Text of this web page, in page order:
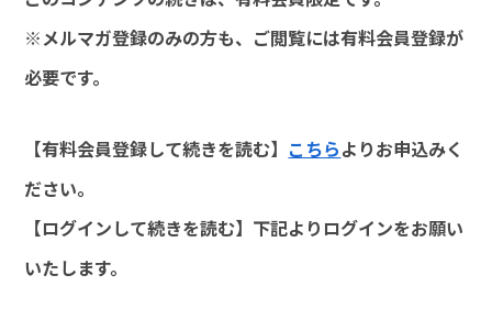
※メルマガ登録のみの方も、ご閲覧には有料会員登録が
必要です。
【有料会員登録して続きを読む】 こちらよりお申込みく
ださい。
【ログインして続きを読む】下記よりログインをお願い
いたします。